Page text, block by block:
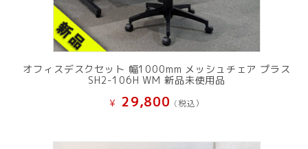
オフィスデスクセット 幅1000mm メッシュチェア プラス
SH2-106H WM 新品未使用品
¥ 29,800 (税込）